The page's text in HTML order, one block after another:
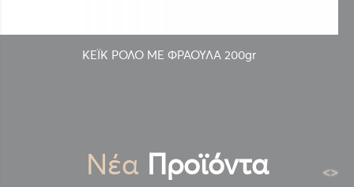
ΚΕΪΚ ΡΟΛΟ ΜΕ ΦΡΑΟΥΛΑ 200gr
Νέα Προϊόντα <>